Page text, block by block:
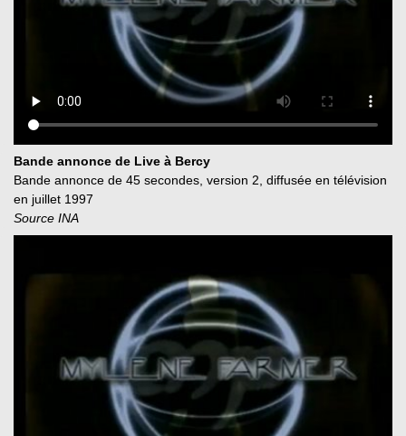
Bande annonce de Live à Bercy
Bande annonce de 45 secondes, version 2, diffusée en télévision
en juillet 1997
Source INA